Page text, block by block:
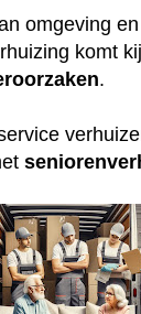
omgeving
komt
.